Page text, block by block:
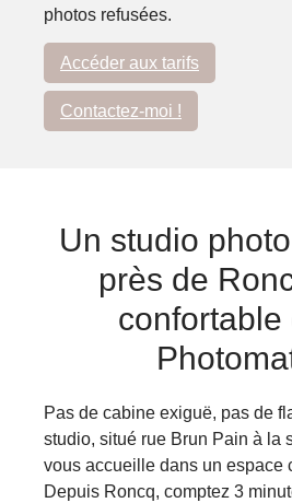
photos refusées.
Accéder aux tarifs
Contactez-moi !
Un studio
près de
confortable
Pas de cabine exiguë, pas de
studio, situé rue Brun Pain à la
vous accueille dans un espace
Depuis Roncq, comptez 3